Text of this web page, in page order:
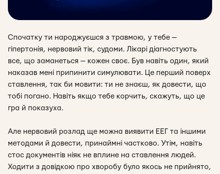
Спочатку ти народжуєшся з травмою, у тебе —
гіпертонія, нервовий тік, судоми. Лікарі діагностують
все, що заманеться — кожен своє. Був навіть один, який
наказав мені припинити симулювати. Це перший поверх
ставлення, так би мовити: ти не знаєш, як довести, що
тобі погано. Навіть якщо тебе корчить, скажуть, що це
гра й показуха.
Але нервовий розлад ще можна виявити ЕЕГ та іншими
методами й довести, принаймні частково. Утім, навіть
стос документів ніяк не вплине на ставлення людей.
Ходити з довідкою про хворобу було якось не прийнято,